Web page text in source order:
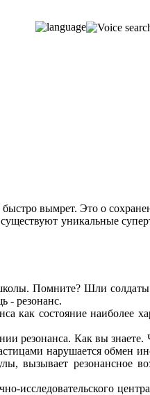
вымрет. Это о
уникальные
Помните? Шли
- резонанс.
как состояние наиболее
резонанса. Как вы
нарушается обмен
вызывает резонансное
исследовательского